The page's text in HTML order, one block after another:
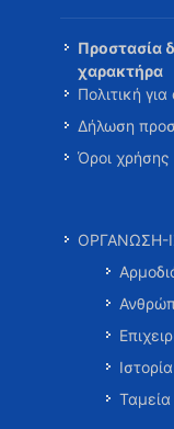
Προστασία
χαρακτήρα
Πολιτική
Δήλωση
Όροι χρήσης
ΟΡΓΑΝΩΣΗ-
Ιστορία
Ταμεία